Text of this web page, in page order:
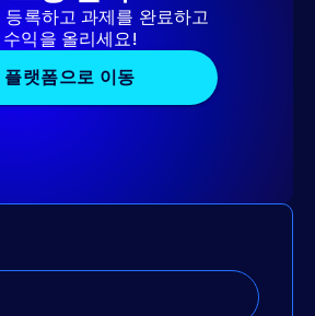
등록하고 과제를 완료하고
수익을 올리세요!
플랫폼으로 이동